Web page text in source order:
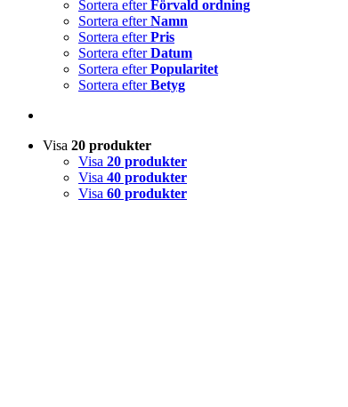
Sortera efterFörvald ordning
Sortera efterNamn
Sortera efterPris
Sortera efterDatum
Sortera efterPopularitet
Sortera efterBetyg
Visa 20 produkter
Visa 20 produkter
Visa 40 produkter
Visa 60 produkter